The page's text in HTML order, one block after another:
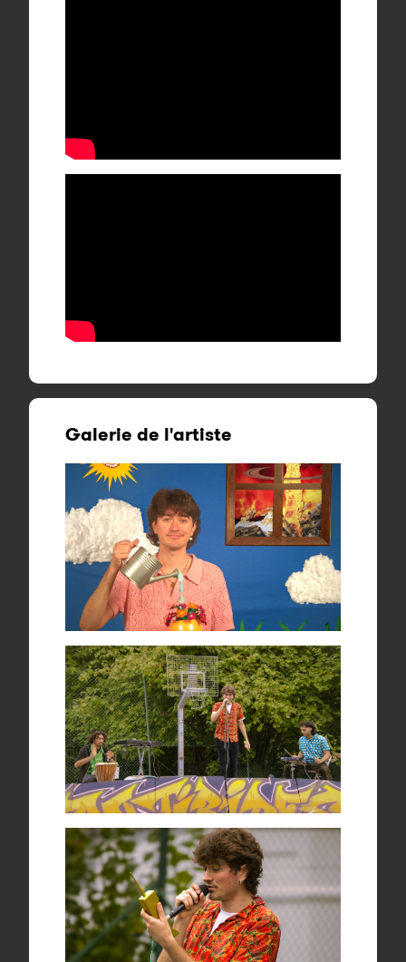
Galerie de l'artiste